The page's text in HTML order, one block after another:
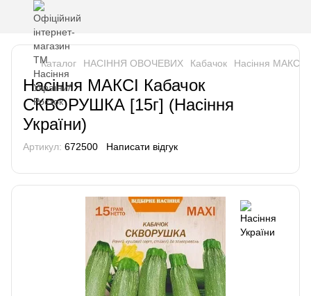
Каталог НАСІННЯ ОВОЧЕВИХ Кабачок Насіння МАКСІ
Насіння МАКСІ Кабачок
СКВОРУШКА [15г] (Насіння
України)
Артикул: 672500 Написати відгук